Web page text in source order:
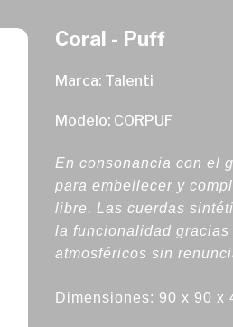
Coral - Puff
Marca: Talenti
Modelo: CORPUF
En consonancia con el
para embellecer y
libre. Las cuerdas
la funcionalidad
atmosféricos sin
Dimensiones: 90 x 90 x